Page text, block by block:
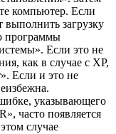
компьютер. Если
выполнить загрузку
программы
Если это не
как в случае с XP,
Если и это не
указывающего
часто появляется
случае